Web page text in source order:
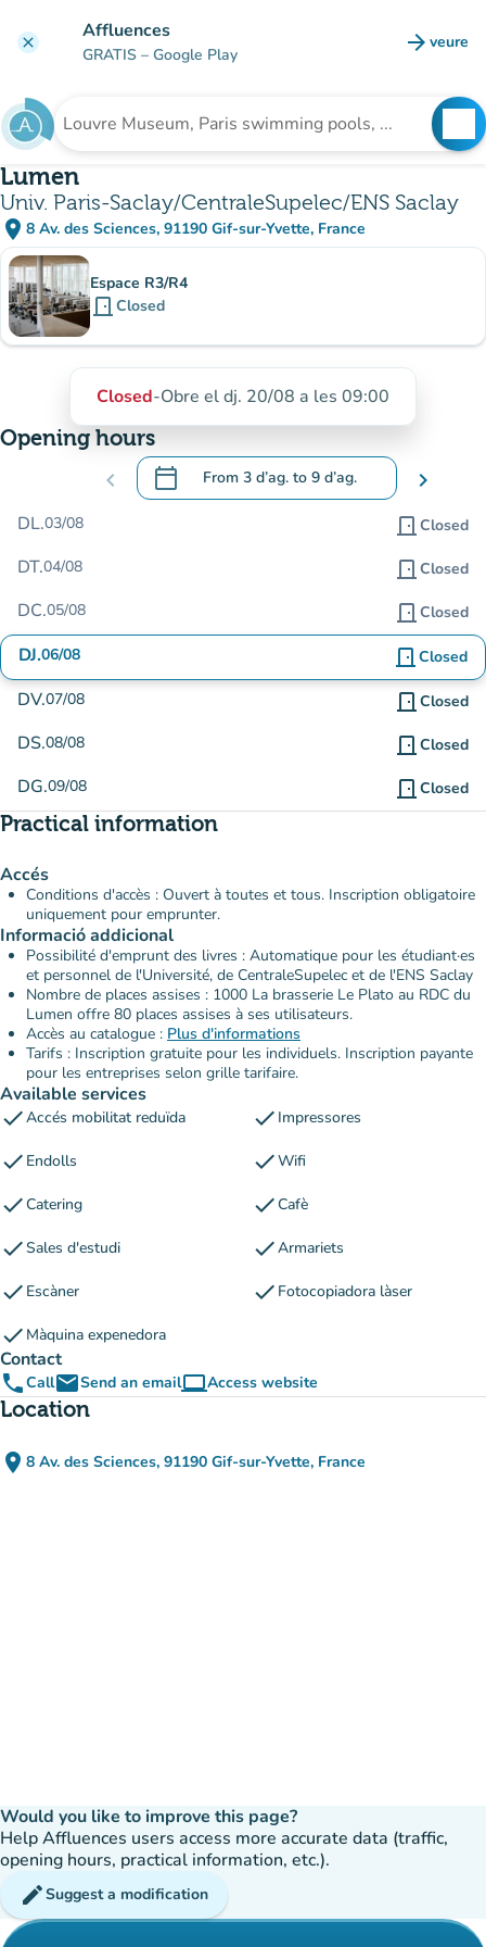
clear Affluences
GRATIS – Google Play arrow_forward veure
(new
Search for an institution
Lumen
Univ. Paris-Saclay/CentraleSupelec/ENS Saclay
place 8 Av. des Sciences, 91190 Gif-sur-Yvette, France
(open in Google Maps)
(new tab)
Sub-institutions
Espace R3/R4
door_front Closed
Closed-Obre el dj. 20/08 a les 09:00
Opening hours
chevron_left calendar_today From 3 d’ag. to 9 d’ag.
.Open the calendar to change dates
chevron_right
DL.03/08 door_front Closed
DT.04/08 door_front Closed
DC.05/08 door_front Closed
DJ.06/08 door_front Closed
DV.07/08 door_front Closed
DS.08/08 door_front Closed
DG.09/08 door_front Closed
Practical information
Accés
Conditions d'accès : Ouvert à toutes et tous. Inscription obligatoire
uniquement pour emprunter.
Informació addicional
Possibilité d'emprunt des livres : Automatique pour les étudiant·es
et personnel de l'Université, de CentraleSupelec et de l'ENS Saclay
Nombre de places assises : 1000 La brasserie Le Plato au RDC du
Lumen offre 80 places assises à ses utilisateurs.
Accès au catalogue : Plus d'informations
Tarifs : Inscription gratuite pour les individuels. Inscription payante
pour les entreprises selon grille tarifaire.
Available services
checkAccés mobilitat reduïda check Impressores
check Endolls checkWifi
checkCatering checkCafè
checkSales d'estudi checkArmariets
check Escàner check Fotocopiadora làser
check Màquina expenedora
Contact
phoneCallemailSend an emailcomputerAccess website
(new tab)
Location
place 8 Av. des Sciences, 91190 Gif-sur-Yvette, France
(open in Google Maps)
(new tab)
Would you like to improve this page?
Help Affluences users access more accurate data (traffic,
opening hours, practical information, etc.).
editSuggest a modification